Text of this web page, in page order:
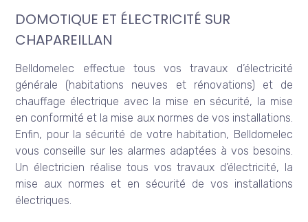
DOMOTIQUE ET ÉLECTRICITÉ SUR
CHAPAREILLAN
Belldomelec effectue tous vos travaux d’électricité
générale (habitations neuves et rénovations) et de
chauffage électrique avec la mise en sécurité, la mise
en conformité et la mise aux normes de vos installations.
Enfin, pour la sécurité de votre habitation, Belldomelec
vous conseille sur les alarmes adaptées à vos besoins.
Un électricien réalise tous vos travaux d’électricité, la
mise aux normes et en sécurité de vos installations
électriques.